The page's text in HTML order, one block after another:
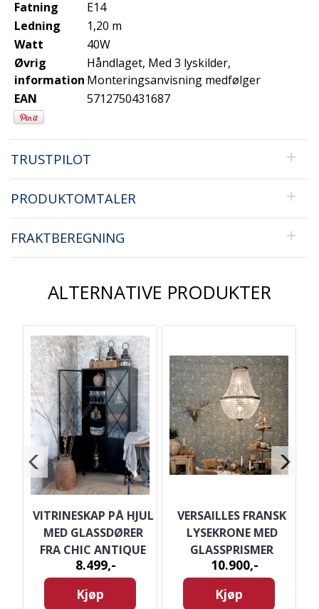
Fatning
E14
Ledning
1,20 m
Watt
40W
Øvrig
information
Håndlaget, Med 3 lyskilder,
Monteringsanvisning medfølger
EAN
5712750431687
TRUSTPILOT
PRODUKTOMTALER
FRAKTBEREGNING
ALTERNATIVE PRODUKTER
VITRINESKAP PÅ HJUL
MED GLASSDØRER
FRA CHIC ANTIQUE
SVART
8.499,-
Kjøp
VERSAILLES FRANSK
LYSEKRONE MED
GLASSPRISMER
10.900,-
Kjøp